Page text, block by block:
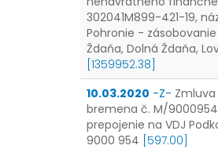
302041M899-421-19,
Pohronie -
Ždaňa, Dolná Ždaňa,
[1359952.38]
10.03.2020 -Z-
bremena č. M/
prepojenie na VDJ
9000 954 [597.00]